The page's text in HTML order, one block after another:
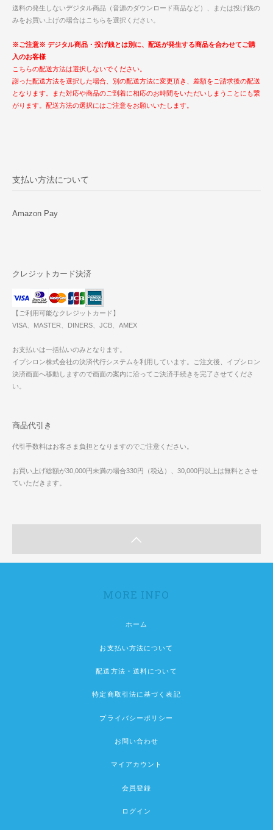
送料の発生しないデジタル商品（音源のダウンロード商品など）、または投げ銭の
みをお買い上げの場合はこちらを選択ください。
※ご注意※ デジタル商品・投げ銭とは別に、配送が発生する商品を合わせてご購
入のお客様
こちらの配送方法は選択しないでください。
謝った配送方法を選択した場合、別の配送方法に変更頂き、差額をご請求後の配送
となります。また対応や商品のご到着に相応のお時間をいただいしまうことにも繋
がります。配送方法の選択にはご注意をお願いいたします。
支払い方法について
Amazon Pay
クレジットカード決済
【ご利用可能なクレジットカード】
VISA、MASTER、DINERS、JCB、AMEX
お支払いは一括払いのみとなります。
イプシロン株式会社の決済代行システムを利用しています。ご注文後、イプシロン
決済画面へ移動しますので画面の案内に沿ってご決済手続きを完了させてくださ
い。
商品代引き
代引手数料はお客さま負担となりますのでご注意ください。
お買い上げ総額が30,000円未満の場合330円（税込）、30,000円以上は無料とさせ
ていただきます。
MORE INFO
ホーム
お支払い方法について
配送方法・送料について
特定商取引法に基づく表記
プライバシーポリシー
お問い合わせ
マイアカウント
会員登録
ログイン